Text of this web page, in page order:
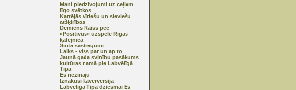
Mani piedzīvojumi uz ceļiem
līgo svētkos
Kartējās vīriešu un sieviešu
atšķirības
Demiens Raiss pēc
«Positivus» uzspēlē Rīgas
kafejnīcā
Šīrīta sastrēgumi
Laiks - viss par un ap to
Jaunā gada svinību pasākums
kultūras namā pie Labvēlīgā
Tipa
Es nezināju
Iznākusi kaverversija
Labvēlīgā Tipa dziesmai Es